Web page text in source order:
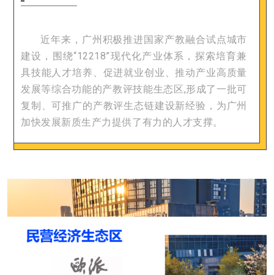
近年来，广州积极推进国家产教融合试点城市
建设，围绕“12218”现代化产业体系，探索培育兼
具技能人才培养、促进就业创业、推动产业高质量
发展等综合功能的产教评技能生态区,形成了一批可
复制、可推广的产教评生态链建设新经验，为广州
加快发展新质生产力提供了有力的人才支撑。